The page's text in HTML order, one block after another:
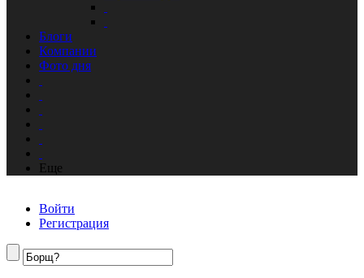
Блоги
Компании
Фото дня
Еще
Войти
Регистрация